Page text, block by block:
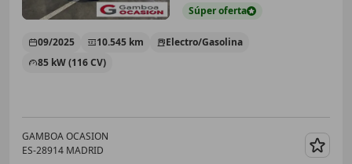
Súperoferta
09/2025 10.545 km
Electro/Gasolina
85 kW (116 CV)
GAMBOA OCASION
ES-28914 MADRID